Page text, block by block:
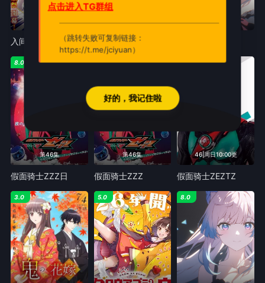
入间同学入魔了第四季
第46集
8.0
假面骑士ZZZ​日
第46集
6.0
假面骑士ZZZ
46|周日10:00更
5.0
假面骑士ZEZTZ
3.0 5.0 8.0
点击进入TG群组
（跳转失败可复制链接：
https://t.me/jciyuan）
好的，我记住啦